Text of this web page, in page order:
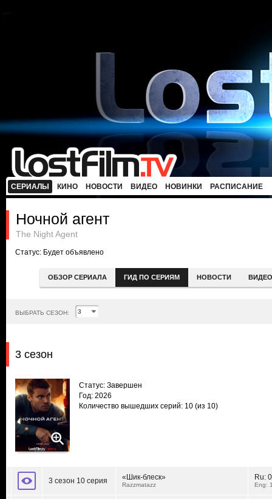
СЕРИАЛЫ КИНО НОВОСТИ ВИДЕО НОВИНКИ РАСПИСАНИЕ
Ночной агент
The Night Agent
Статус: Будет объявлено
ОБЗОР СЕРИАЛА ГИД ПО СЕРИЯМ НОВОСТИ ВИДЕО
ВЫБРАТЬ СЕЗОН:
3 сезон
Статус: Завершен
Год: 2026
Количество вышедших серий: 10 (из 10)
3 сезон 10 серия «Шик-блеск»
Razzmatazz
Ru:
Eng: